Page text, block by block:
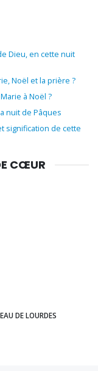
Dieu, en cette nuit
Noël et la prière ?
à Noël ?
nuit de Pâques
signification de cette
CŒUR
EAU DE LOURDES